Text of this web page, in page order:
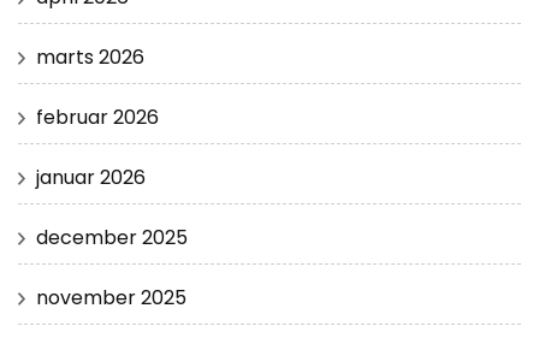
marts 2026
februar 2026
januar 2026
december 2025
november 2025